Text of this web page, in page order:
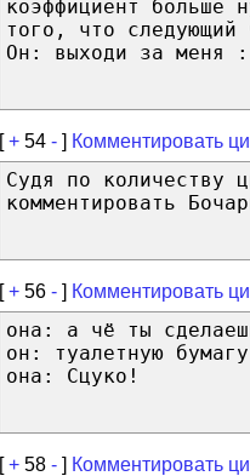
коэффициент больше
того, что следующий
Он: выходи за меня
[+ 54 - ] Комментировать
Судя по количеству
комментировать
[+ 56 - ] Комментировать
она: а чё ты
он: туалетную
она: Сцуко!
[+ 58 - ] Комментировать